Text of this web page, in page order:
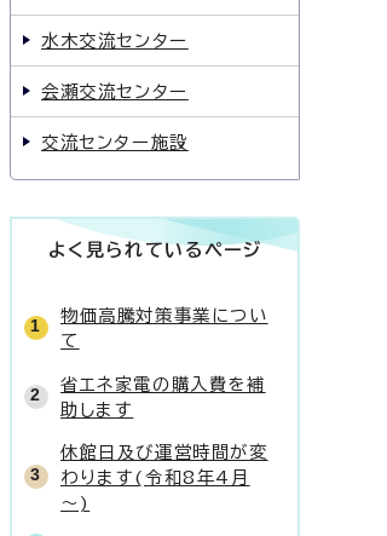
水木交流センター
会瀬交流センター
交流センター施設
よく見られているページ
物価高騰対策事業につい
て
省エネ家電の購入費を補
助します
休館日及び運営時間が変
わります(令和8年4月
～)